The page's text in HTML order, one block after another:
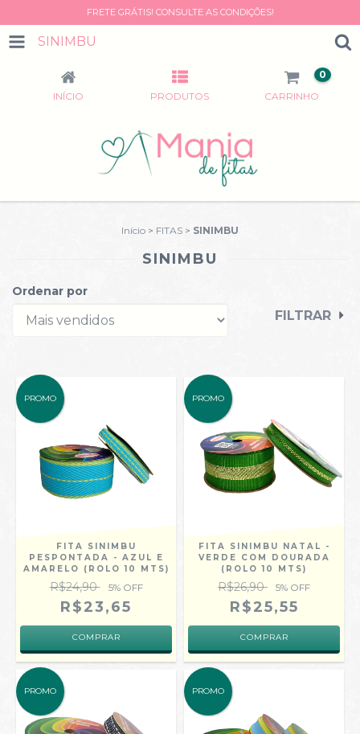
FRETE GRÁTIS! CONSULTE AS CONDIÇÕES!
SINIMBU
INÍCIO PRODUTOS CARRINHO
0
Início > FITAS > SINIMBU
SINIMBU
Ordenar por
FILTRAR
PROMO
FITA SINIMBU
PESPONTADA - AZUL E
AMARELO (ROLO 10 MTS)
R$24,90 5% OFF
R$23,65
COMPRAR
PROMO
FITA SINIMBU NATAL -
VERDE COM DOURADA
(ROLO 10 MTS)
R$26,90 5% OFF
R$25,55
COMPRAR
PROMO PROMO